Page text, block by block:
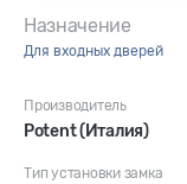
Назначение
для входных дверей
Производитель
Potent (Италия)
Тип установки замка